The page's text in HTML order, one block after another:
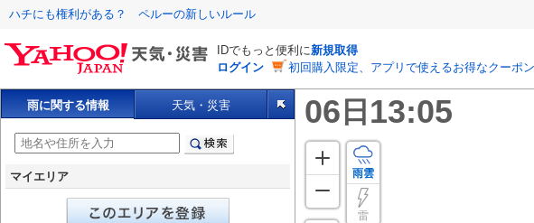
ハチにも権利がある？ ペルーの新しいルール
IDでもっと便利に新規取得
ログイン
初回購入限定、アプリで使えるお得なクーポン
雨に関する情報 天気・災害
マイエリア 雨雲
雷
06 日 13:05